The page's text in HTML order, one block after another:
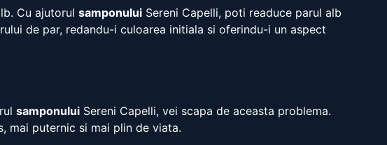
Cu ajutorul samponului Sereni Capelli, poti readuce parul alb
de par, redandu-i culoarea initiala si oferindu-i un aspect
samponului Sereni Capelli, vei scapa de aceasta problema.
mai puternic si mai plin de viata.